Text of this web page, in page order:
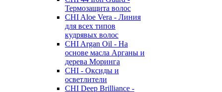
Термозащита волос
CHI Aloe Vera - Линия
для всех типов
кудрявых волос
CHI Argan Oil - На
основе масла Арганы и
дерева Моринга
CHI - Оксиды и
осветлители
CHI Deep Brilliance -